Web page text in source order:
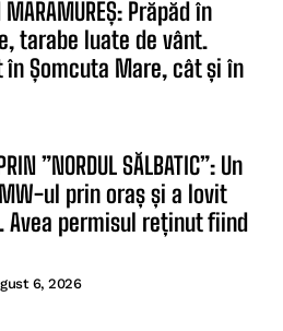
MARAMUREȘ: Prăpăd în
tarabe luate de vânt.
Șomcuta Mare, cât și în
”NORDUL SĂLBATIC”: Un
ul prin oraș și a lovit
permisul reținut fiind
6, 2026